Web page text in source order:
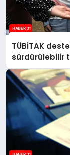
TÜBİTAK
sürdürülebilir